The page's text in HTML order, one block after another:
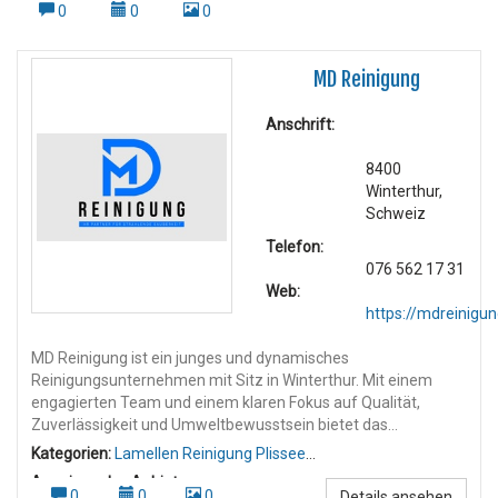
0 0 0
MD Reinigung
Anschrift:
8400
Winterthur,
Schweiz
Telefon:
076 562 17 31
Web:
https://
MD Reinigung ist ein junges und dynamisches
Reinigungsunternehmen mit Sitz in Winterthur. Mit einem
engagierten Team und einem klaren Fokus auf Qualität,
Zuverlässigkeit und Umweltbewusstsein bietet das
Unternehmen professionelle Reinigungsdienstleistungen in
Reinigung deckt ein breites Spektrum an Reinigungsarbeiten
Kategorien: Lamellen Reinigung Plissee
Reinigung
Wohnungsreinigung
Anzeigen des Anbieters: